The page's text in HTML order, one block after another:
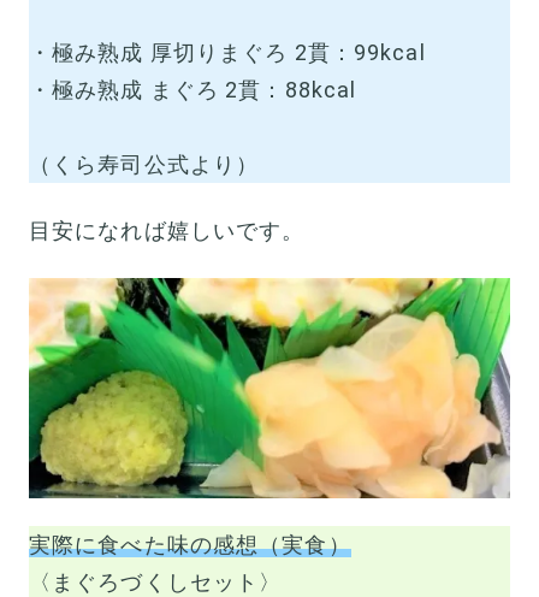
・極み熟成 厚切りまぐろ 2貫：99kcal
・極み熟成 まぐろ 2貫：88kcal
（くら寿司公式より）
目安になれば嬉しいです。
実際に食べた味の感想（実食）
〈まぐろづくしセット〉